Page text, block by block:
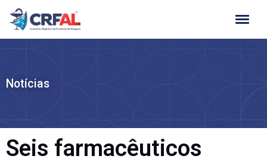
Ir
para
Notícias
Seis farmacêuticos